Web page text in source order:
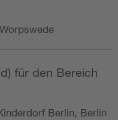
für den Bereich
Berlin, Berlin